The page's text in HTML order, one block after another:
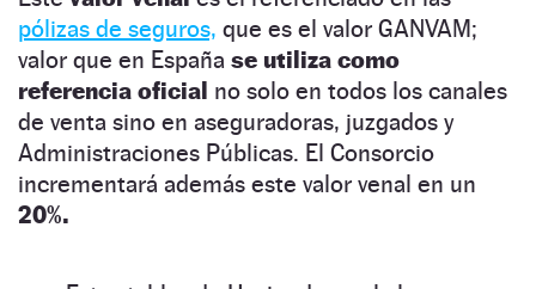
pólizas de seguros, que es el valor GANVAM;
valor que en España se utiliza como
referencia oficial no solo en todos los canales
de venta sino en aseguradoras, juzgados y
Administraciones Públicas. El Consorcio
incrementará además este valor venal en un
20%.